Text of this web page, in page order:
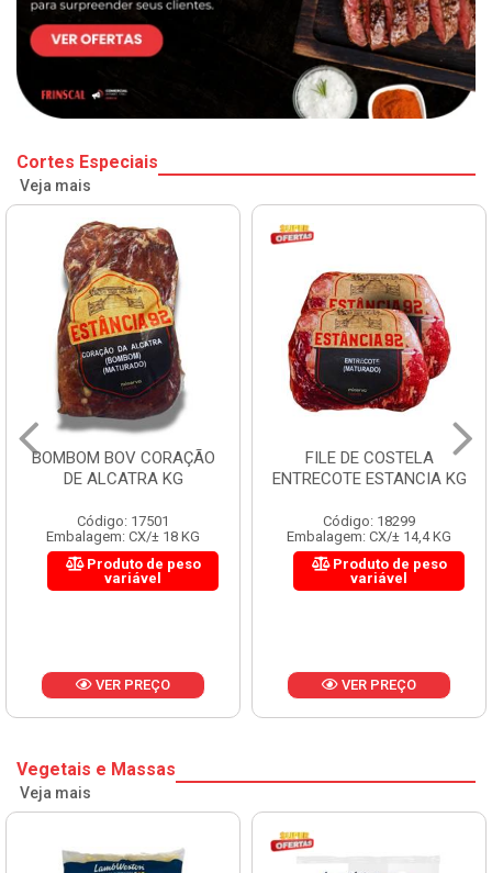
Cortes Especiais
Veja mais
BOMBOM BOV CORAÇÃO
DE ALCATRA KG
Código: 17501
Embalagem: CX/± 18 KG
Produto de peso
variável
VER PREÇO
FILE DE COSTELA
ENTRECOTE ESTANCIA KG
Código: 18299
Embalagem: CX/± 14,4 KG
Produto de peso
variável
VER PREÇO
Vegetais e Massas
Veja mais